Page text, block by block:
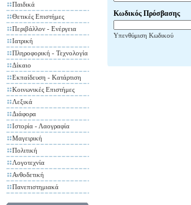
Παιδικά
Θετικές Επιστήμες
Περιβάλλον - Ενέργεια
Ιατρική
Πληροφορική - Τεχνολογία
Δίκαιο
Εκπαίδευση - Κατάρτιση
Κοινωνικές Επιστήμες
Λεξικά
Διάφορα
Ιστορία - Λαογραφία
Μαγειρική
Πολιτική
Λογοτεχνία
Ανθοδετική
Πανεπιστημιακά
Κωδικός Πρόσβασης
Υπενθύμιση Κωδικού